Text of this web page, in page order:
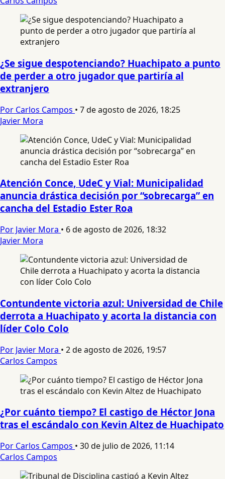
¿Se sigue despotenciando? Huachipato a punto
de perder a otro jugador que partiría al
extranjero
Por Carlos Campos • 7 de agosto de 2026, 18:25
Javier Mora
Atención Conce, UdeC y Vial: Municipalidad
anuncia drástica decisión por “sobrecarga” en
cancha del Estadio Ester Roa
Por Javier Mora • 6 de agosto de 2026, 18:32
Javier Mora
Contundente victoria azul: Universidad de Chile
derrota a Huachipato y acorta la distancia con
líder Colo Colo
Por Javier Mora • 2 de agosto de 2026, 19:57
Carlos Campos
¿Por cuánto tiempo? El castigo de Héctor Jona
tras el escándalo con Kevin Altez de Huachipato
Por Carlos Campos • 30 de julio de 2026, 11:14
Carlos Campos